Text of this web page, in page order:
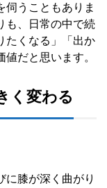
伺うこともありま
も、日常の中で続
たくなる」「出か
だと思います。
く変わる
に膝が深く曲がり